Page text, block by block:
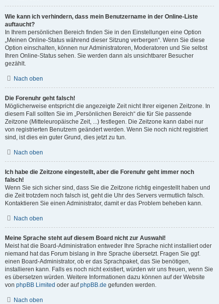
Wie kann ich verhindern, dass mein Benutzername in der Online-Liste
auftaucht?
In Ihrem persönlichen Bereich finden Sie in den Einstellungen eine Option
„Meinen Online-Status während dieser Sitzung verbergen“. Wenn Sie diese
Option einschalten, können nur Administratoren, Moderatoren und Sie selbst
Ihren Online-Status sehen. Sie werden dann als unsichtbarer Besucher
gezählt.
Nach oben
Die Forenuhr geht falsch!
Möglicherweise entspricht die angezeigte Zeit nicht Ihrer eigenen Zeitzone. In
diesem Fall sollten Sie im „Persönlichen Bereich“ die für Sie passende
Zeitzone (Mitteleuropäische Zeit, ...) festlegen. Die Zeitzone kann dabei nur
von registrierten Benutzern geändert werden. Wenn Sie noch nicht registriert
sind, ist dies ein guter Grund, dies jetzt zu tun.
Nach oben
Ich habe die Zeitzone eingestellt, aber die Forenuhr geht immer noch
falsch!
Wenn Sie sich sicher sind, dass Sie die Zeitzone richtig eingestellt haben und
die Zeit trotzdem noch falsch ist, geht die Uhr des Servers vermutlich falsch.
Kontaktieren Sie einen Administrator, damit er das Problem beheben kann.
Nach oben
Meine Sprache steht auf diesem Board nicht zur Auswahl!
Meist hat die Board-Administration entweder Ihre Sprache nicht installiert oder
niemand hat das Forum bislang in Ihre Sprache übersetzt. Fragen Sie ggf.
einen Board-Administrator, ob er das Sprachpaket, das Sie benötigen,
installieren kann. Falls es noch nicht existiert, würden wir uns freuen, wenn Sie
es übersetzen würden. Weitere Informationen dazu können auf der Website
von phpBB Limited oder aufphpBB.de gefunden werden.
Nach oben